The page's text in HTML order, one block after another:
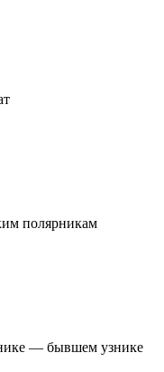
полярникам
— бывшем узнике